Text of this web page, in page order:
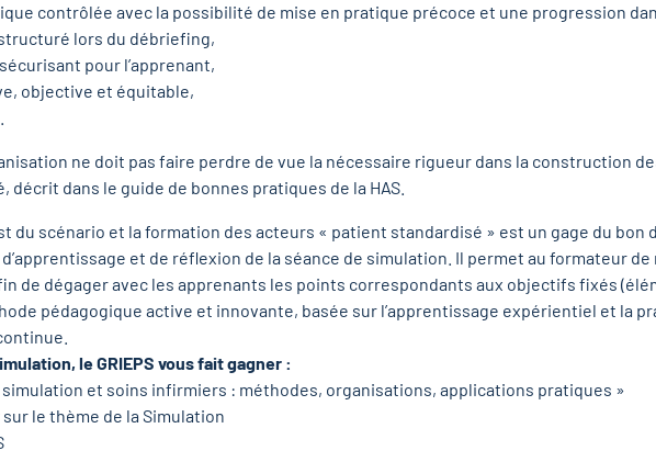
contrôlée avec la possibilité de mise en pratique précoce et une progression
lors du débriefing,
pour l’apprenant,
objective et équitable,
ne doit pas faire perdre de vue la nécessaire rigueur dans la construction
dans le guide de bonnes pratiques de la HAS.
du scénario et la formation des acteurs « patient standardisé » est un gage du bon
et de réflexion de la séance de simulation. Il permet au formateur
de dégager avec les apprenants les points correspondants aux objectifs fixés
pédagogique active et innovante, basée sur l’apprentissage expérientiel et la
le GRIEPS vous fait gagner :
simulation et soins infirmiers : méthodes, organisations, applications pratiques »
le thème de la Simulation